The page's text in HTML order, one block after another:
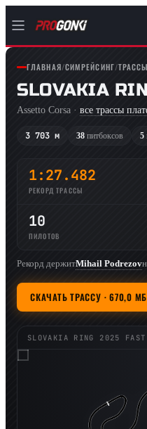
ГЛАВНАЯ/СИМРЕЙСИНГ/ТРАССЫ
SLOVAKIA
Assetto Corsa · все трассы
3 703 м 38 питбоксов 5
1:27.482
РЕКОРД ТРАССЫ
10
ПИЛОТОВ
Рекорд держитMihail Podrezov
СКАЧАТЬ ТРАССУ · 670,0 МБ
SLOVAKIA RING 2025 FAST